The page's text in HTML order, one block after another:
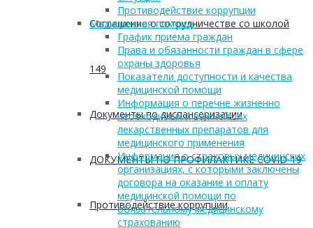
Соглашение о сотрудничестве со школой
149
Документы по диспансеризации
ДОКУМЕНТЫ ПО ПРОФИЛАКТИКЕ COVID-19
Противодействие коррупции
Противодействие коррупции
Медицинская помощь
График приема граждан
Права и обязанности граждан в сфере
охраны здоровья
Показатели доступности и качества
медицинской помощи
Информация о перечне жизненно
необходимых и важнейших
лекарственных препаратов для
медицинского применения
Информация о страховых медицинских
организациях, с которыми заключены
договора на оказание и оплату
медицинской помощи по
обязательному медицинскому
страхованию